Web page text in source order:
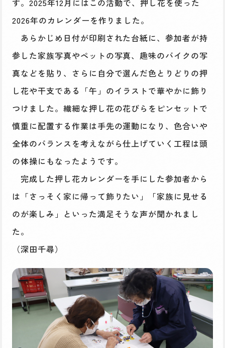
2026年のカレンダーを作りました。
あらかじめ日付が印刷された台紙に、参加者が持
参した家族写真やペットの写真、趣味のバイクの写
真などを貼り、さらに自分で選んだ色とりどりの押
し花や干支である「午」のイラストで華やかに飾り
つけました。繊細な押し花の花びらをピンセットで
慎重に配置する作業は手先の運動になり、色合いや
全体のバランスを考えながら仕上げていく工程は頭
の体操にもなったようです。
完成した押し花カレンダーを手にした参加者から
は「さっそく家に帰って飾りたい」「家族に見せる
のが楽しみ」といった満足そうな声が聞かれまし
た。
（深田千尋）